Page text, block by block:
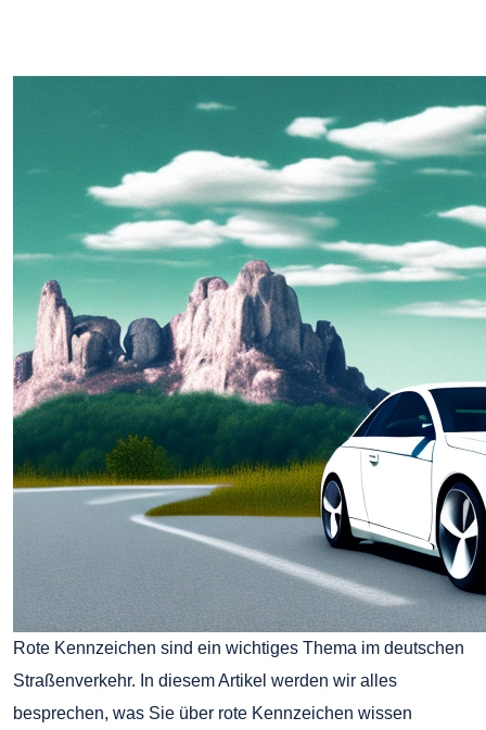
Rote Kennzeichen sind ein wichtiges Thema im deutschen
Straßenverkehr. In diesem Artikel werden wir alles
besprechen, was Sie über rote Kennzeichen wissen